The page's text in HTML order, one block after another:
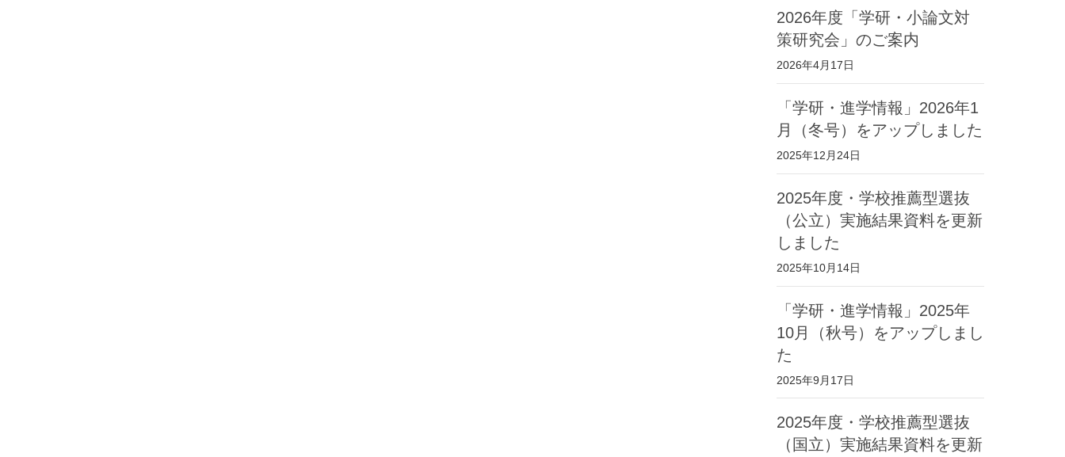
2026年度「学研・小論文対
策研究会」のご案内
2026年4月17日
「学研・進学情報」2026年1
月（冬号）をアップしました
2025年12月24日
2025年度・学校推薦型選抜
（公立）実施結果資料を更新
しました
2025年10月14日
「学研・進学情報」2025年
10月（秋号）をアップしまし
た
2025年9月17日
2025年度・学校推薦型選抜
（国立）実施結果資料を更新